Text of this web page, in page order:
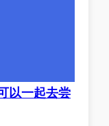
以一起去尝